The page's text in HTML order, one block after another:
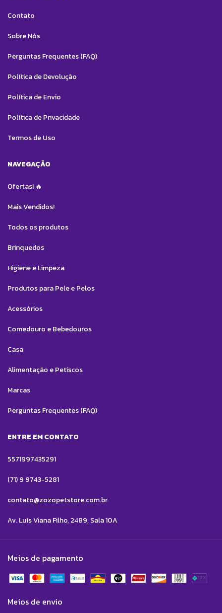
Contato
Sobre Nós
Perguntas Frequentes (FAQ)
Política de Devolução
Política de Envio
Política de Privacidade
Termos de Uso
NAVEGAÇÃO
Ofertas! 🔥
Mais Vendidos!
Todos os produtos
Brinquedos
Higiene e Limpeza
Produtos para Pele e Pelos
Acessórios
Comedouro e Bebedouros
Casa
Alimentação e Petiscos
Marcas
Perguntas Frequentes (FAQ)
ENTRE EM CONTATO
5571997435291
(71) 9 9743-5281
contato@zozopetstore.com.br
Av. Luís Viana Filho, 2489, Sala 10A
Meios de pagamento
Meios de envio